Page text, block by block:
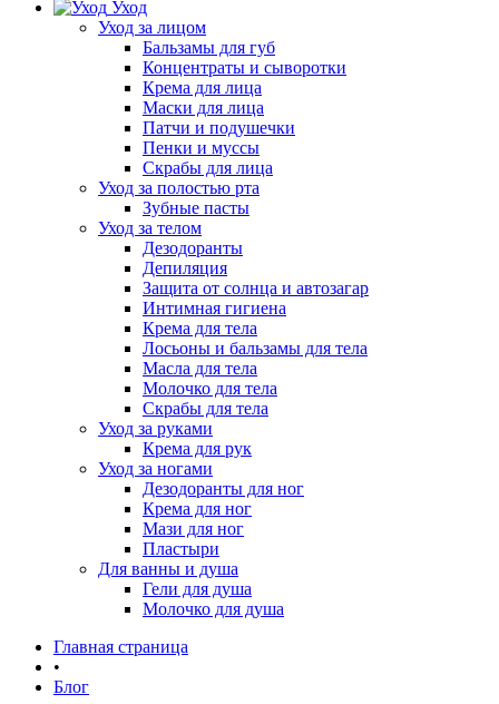
Уход
Уход за лицом
Бальзамы для губ
Концентраты и сыворотки
Крема для лица
Маски для лица
Патчи и подушечки
Пенки и муссы
Скрабы для лица
Уход за полостью рта
Зубные пасты
Уход за телом
Дезодоранты
Депиляция
Защита от солнца и автозагар
Интимная гигиена
Крема для тела
Лосьоны и бальзамы для тела
Масла для тела
Молочко для тела
Скрабы для тела
Уход за руками
Крема для рук
Уход за ногами
Дезодоранты для ног
Крема для ног
Мази для ног
Пластыри
Для ванны и душа
Гели для душа
Молочко для душа
Главная страница
•
Блог